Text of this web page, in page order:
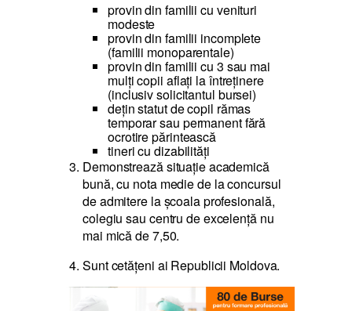
provin din familii cu venituri
modeste
provin din familii incomplete
(familii monoparentale)
provin din familii cu 3 sau mai
mulţi copii aflaţi la întreţinere
(inclusiv solicitantul bursei)
deţin statut de copil rămas
temporar sau permanent fără
ocrotire părintească
tineri cu dizabilităţi
Demonstrează situaţie academică
bună, cu nota medie de la concursul
de admitere la școala profesională,
colegiu sau centru de excelență nu
mai mică de 7,50.
Sunt cetăţeni ai Republicii Moldova.